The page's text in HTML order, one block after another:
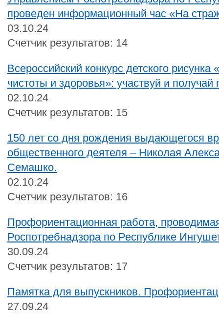
проведен информационный час «На
03.10.24
Счетчик результатов: 14
Всероссийский конкурс детского рисунка
чистоты и здоровья»: участвуй и получай
02.10.24
Счетчик результатов: 15
150 лет со дня рождения выдающегося
общественного деятеля – Николая
Семашко.
02.10.24
Счетчик результатов: 16
Профориентационная работа,
Роспотребнадзора по Республике
30.09.24
Счетчик результатов: 17
Памятка для выпускников.
27.09.24